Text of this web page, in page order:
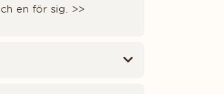
en för sig. >>